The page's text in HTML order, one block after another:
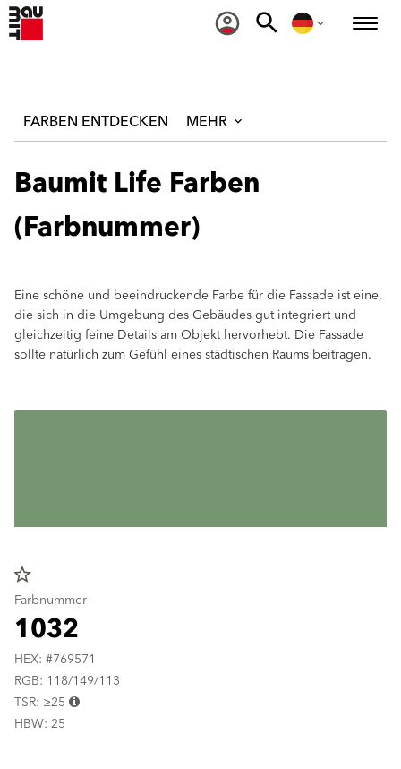
FARBEN ENTDECKEN MEHR
Baumit Life Farben
(Farbnummer)
Eine schöne und beeindruckende Farbe für die Fassade ist eine,
die sich in die Umgebung des Gebäudes gut integriert und
gleichzeitig feine Details am Objekt hervorhebt. Die Fassade
sollte natürlich zum Gefühl eines städtischen Raums beitragen.
star_border
Farbnummer
1032
HEX: #769571
RGB: 118/149/113
TSR: ≥25
HBW: 25